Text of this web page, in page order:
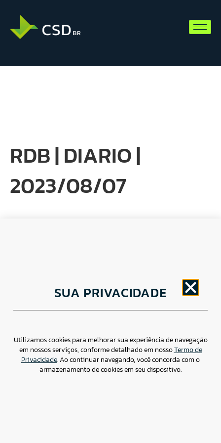
RDB | DIARIO |
2023/08/07
Av. Brigadeiro Faria Lima, 1779 – 5oAndar Jardim
Paulistano, São Paulo/ SP – CEP: 01452-914
Assessoria de imprensa: imprensa@csdbr.com
SUA PRIVACIDADE
Utilizamos cookies para melhorar sua experiência de navegação
em nossos serviços, conforme detalhado em nossoTermo de
Privacidade. Ao continuar navegando, você concorda com o
armazenamento de cookies em seu dispositivo.